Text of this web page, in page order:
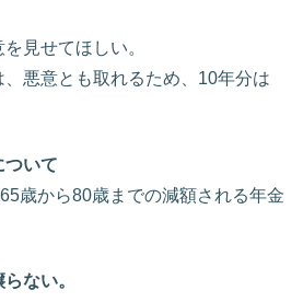
見せてほしい。
悪意とも取れるため、10年分は
ついて
歳から80歳までの減額される年金
ない。